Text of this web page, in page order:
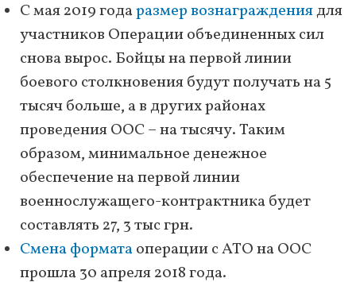
С мая 2019 годаразмер вознаграждениядля
участников Операции объединенных сил
снова вырос. Бойцы на первой линии
боевого столкновения будут получать на 5
тысяч больше, а в других районах
проведения ООС – на тысячу. Таким
образом, минимальное денежное
обеспечение на первой линии
военнослужащего-контрактника будет
составлять 27, 3 тыс грн.
Смена форматаоперации с АТО на ООС
прошла 30 апреля 2018 года.